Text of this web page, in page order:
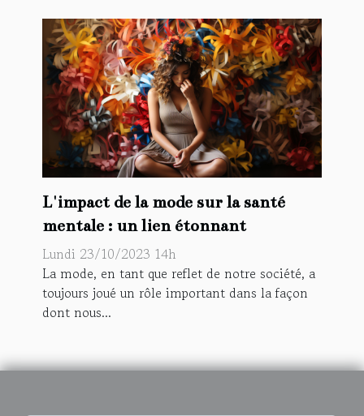
L'impact de la mode sur la santé
mentale : un lien étonnant
Lundi 23/10/2023 14h
La mode, en tant que reflet de notre société, a
toujours joué un rôle important dans la façon
dont nous...